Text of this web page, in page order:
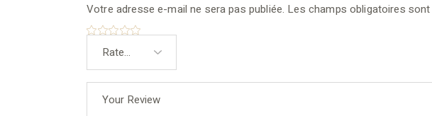
Votre adresse e-mail ne sera pas publiée. Les champs obligatoires sont